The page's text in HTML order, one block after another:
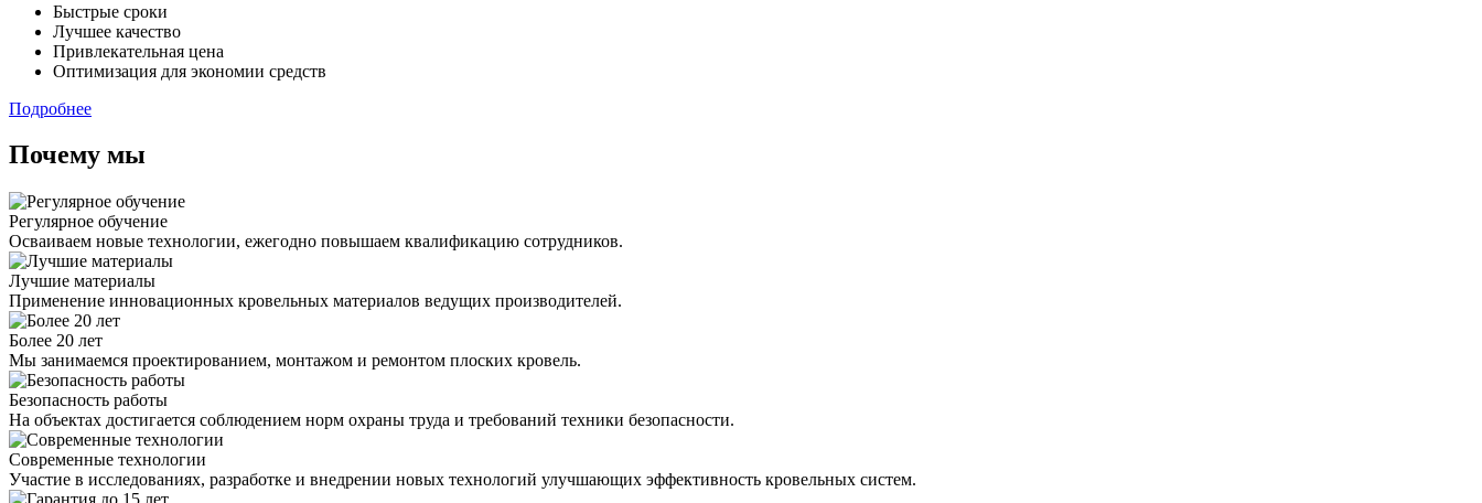
Быстрые сроки
Лучшее качество
Привлекательная цена
Оптимизация для экономии средств
Подробнее
Почему мы
Регулярное обучение
Осваиваем новые технологии, ежегодно повышаем квалификацию сотрудников.
Лучшие материалы
Применение инновационных кровельных материалов ведущих производителей.
Более 20 лет
Мы занимаемся проектированием, монтажом и ремонтом плоских кровель.
Безопасность работы
На объектах достигается соблюдением норм охраны труда и требований техники безопасности.
Современные технологии
Участие в исследованиях, разработке и внедрении новых технологий улучшающих эффективность кровельных систем.